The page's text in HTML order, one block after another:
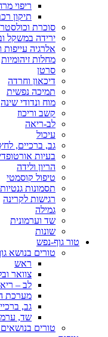
ריפוי
תיקון
סוכרת
ירידה במשקל
אלרגיה עייפות
מחלות זיהומיות
סרטן
דיכאון וחרדה
תמיכה נפשית
מוח ונדודי שינה
קשב וריכוז
לב-ריאה
עיכול
גב, ברכיים,
בעיות
הריון ולידה
טיפול קוסמטי
תסמונות גנטיות
רגישות לקרינה
גמילה
שד וערמונית
שונות
טור גוף-נפש
טורים בנושא
ראש
צוואר
לב –
מערכת
גב,
שד,
טורים